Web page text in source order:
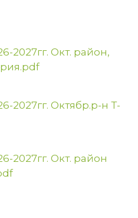
2027гг. Окт. район,
2027гг. Октябр.р-н Т-
2027гг. Окт. район